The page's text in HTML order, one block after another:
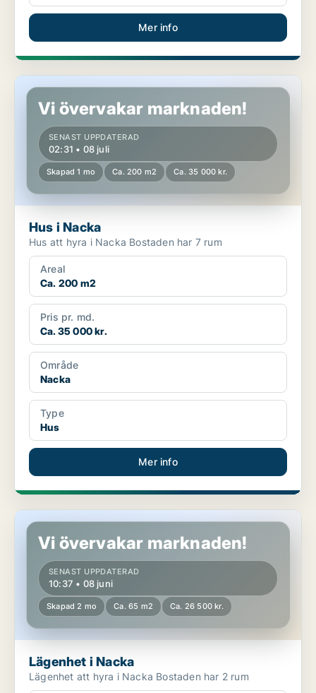
Mer info
Hus i Nacka
Vi övervakar marknaden!
SENAST UPPDATERAD
02:31 • 08 juli
Skapad 1 mo Ca. 200 m2 Ca. 35 000 kr.
Hus i Nacka
Hus att hyra i Nacka Bostaden har 7 rum
Areal
Ca. 200 m2
Pris pr. md.
Ca. 35 000 kr.
Område
Nacka
Type
Hus
Mer info
Lägenhet i Nacka
Vi övervakar marknaden!
SENAST UPPDATERAD
10:37 • 08 juni
Skapad 2 mo Ca. 65 m2 Ca. 26 500 kr.
Lägenhet i Nacka
Lägenhet att hyra i Nacka Bostaden har 2 rum